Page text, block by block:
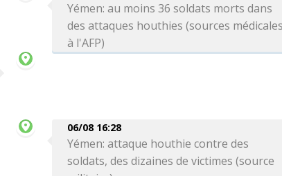
Yémen: au moins 36 soldats morts dans
des attaques houthies (sources
à l'AFP)
06/08 16:28
Yémen: attaque houthie contre des
soldats, des dizaines de victimes (source